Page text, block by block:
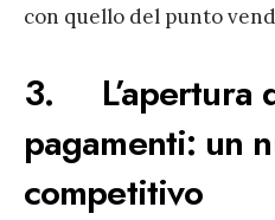
con quello del punto
3. L’apertura
pagamenti: un
competitivo